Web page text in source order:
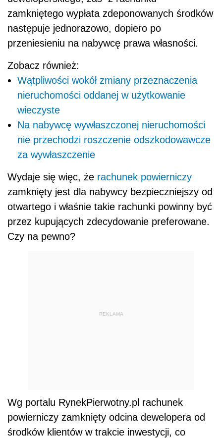
zamkniętego wypłata zdeponowanych środków
następuje jednorazowo, dopiero po
przeniesieniu na nabywcę prawa własności.
Zobacz również:
Wątpliwości wokół zmiany przeznaczenia
nieruchomości oddanej w użytkowanie
wieczyste
Na nabywcę wywłaszczonej nieruchomości
nie przechodzi roszczenie odszkodowawcze
za wywłaszczenie
Wydaje się więc, że rachunek powierniczy
zamknięty jest dla nabywcy bezpieczniejszy od
otwartego i właśnie takie rachunki powinny być
przez kupujących zdecydowanie preferowane.
Czy na pewno?
REKLAMA
Wg portalu RynekPierwotny.pl rachunek
powierniczy zamknięty odcina dewelopera od
środków klientów w trakcie inwestycji, co